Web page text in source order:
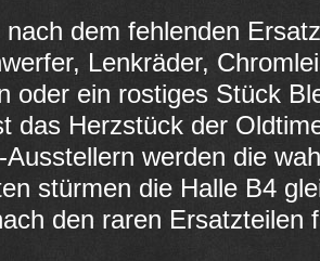
nach dem fehlenden
Lenkräder,
oder ein rostiges Stück
das Herzstück der
Ausstellern werden die
stürmen die Halle B4
den raren Ersatzteilen